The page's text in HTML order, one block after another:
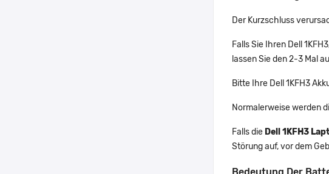
Der Kurzschluss
Falls Sie Ihren Dell
lassen Sie den 2-3 Mal
Bitte Ihre Dell 1KFH3
Normalerweise werden
Falls die Dell 1KFH3
Störung auf, vor dem